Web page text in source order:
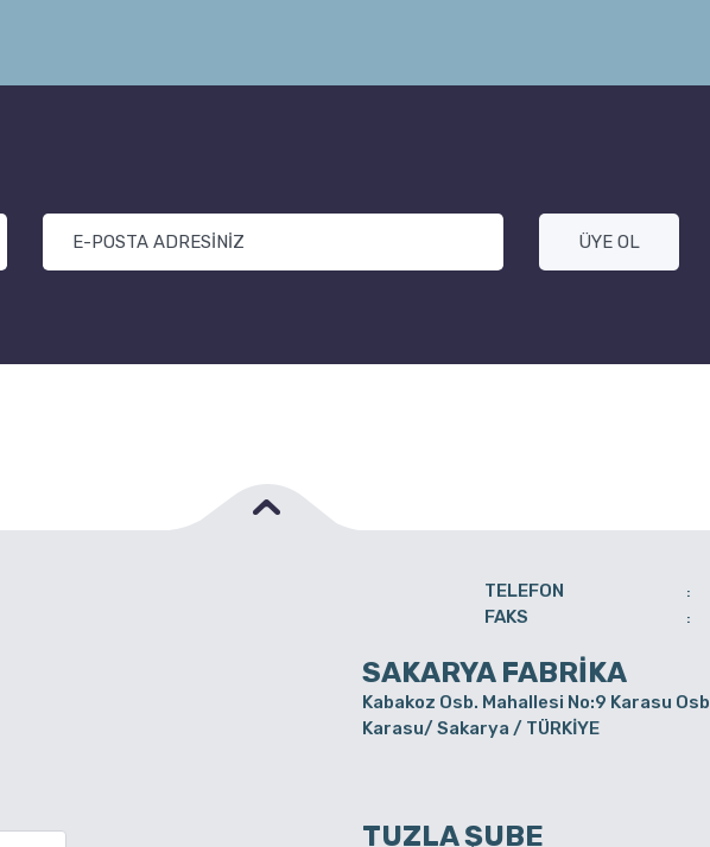
ÜYE OL
SAKARYA FABRİKA
Kabakoz Osb. Mahallesi No:9 Karasu Osb
Karasu/ Sakarya / TÜRKİYE
TUZLA ŞUBE
TELEFON :
FAKS
: